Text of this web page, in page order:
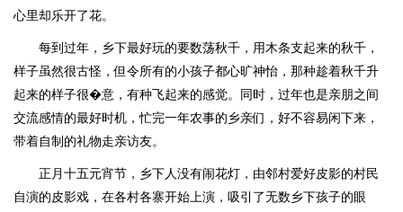
心里却乐开了花。
每到过年，乡下最好玩的要数荡秋千，用木条支起来的秋千，
样子虽然很古怪，但令所有的小孩子都心旷神怡，那种趁着秋千升
起来的样子很�意，有种飞起来的感觉。同时，过年也是亲朋之间
交流感情的最好时机，忙完一年农事的乡亲们，好不容易闲下来，
带着自制的礼物走亲访友。
正月十五元宵节，乡下人没有闹花灯，由邻村爱好皮影的村民
自演的皮影戏，在各村各寨开始上演，吸引了无数乡下孩子的眼